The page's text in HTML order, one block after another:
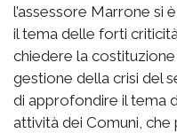
l’assessore Marrone si
il tema delle forti
chiedere la
gestione della crisi del
di approfondire il tema
attività dei Comuni,